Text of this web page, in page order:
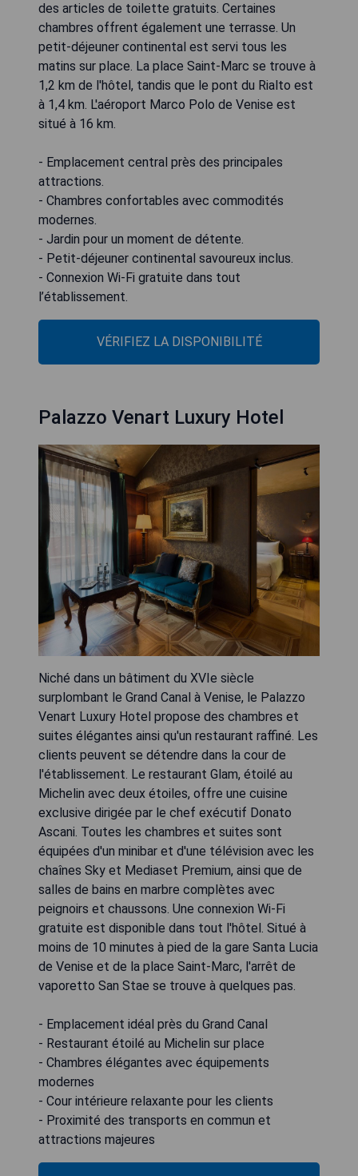
des articles de toilette gratuits. Certaines
chambres offrent également une terrasse. Un
petit-déjeuner continental est servi tous les
matins sur place. La place Saint-Marc se trouve à
1,2 km de l'hôtel, tandis que le pont du Rialto est
à 1,4 km. L'aéroport Marco Polo de Venise est
situé à 16 km.
- Emplacement central près des principales
attractions.
- Chambres confortables avec commodités
modernes.
- Jardin pour un moment de détente.
- Petit-déjeuner continental savoureux inclus.
- Connexion Wi-Fi gratuite dans tout
l’établissement.
VÉRIFIEZ LA DISPONIBILITÉ
Palazzo Venart Luxury Hotel
Niché dans un bâtiment du XVIe siècle
surplombant le Grand Canal à Venise, le Palazzo
Venart Luxury Hotel propose des chambres et
suites élégantes ainsi qu'un restaurant raffiné. Les
clients peuvent se détendre dans la cour de
l'établissement. Le restaurant Glam, étoilé au
Michelin avec deux étoiles, offre une cuisine
exclusive dirigée par le chef exécutif Donato
Ascani. Toutes les chambres et suites sont
équipées d'un minibar et d'une télévision avec les
chaînes Sky et Mediaset Premium, ainsi que de
salles de bains en marbre complètes avec
peignoirs et chaussons. Une connexion Wi-Fi
gratuite est disponible dans tout l'hôtel. Situé à
moins de 10 minutes à pied de la gare Santa Lucia
de Venise et de la place Saint-Marc, l'arrêt de
vaporetto San Stae se trouve à quelques pas.
- Emplacement idéal près du Grand Canal
- Restaurant étoilé au Michelin sur place
- Chambres élégantes avec équipements
modernes
- Cour intérieure relaxante pour les clients
- Proximité des transports en commun et
attractions majeures